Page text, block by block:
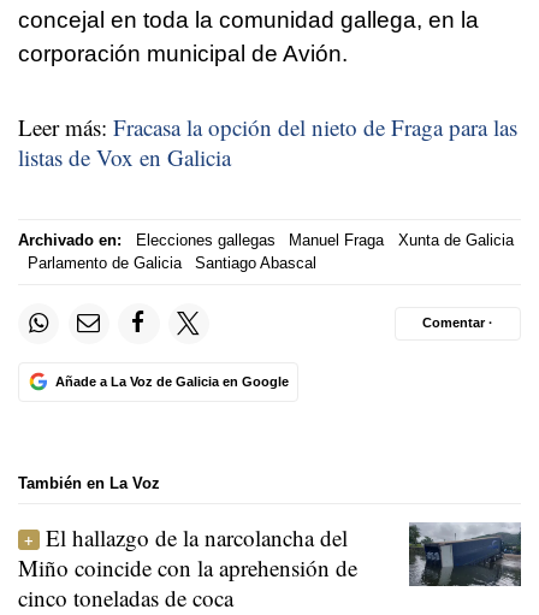
concejal en toda la comunidad gallega, en la
corporación municipal de Avión.
Leer más: Fracasa la opción del nieto de Fraga para las
listas de Vox en Galicia
Archivado en: Elecciones gallegas Manuel Fraga
Xunta de Galicia
Parlamento de Galicia
Santiago Abascal
Añade a La Voz de Galicia en Google
Comentar ·
También en La Voz
El hallazgo de la narcolancha del
Miño coincide con la aprehensión de
cinco toneladas de coca